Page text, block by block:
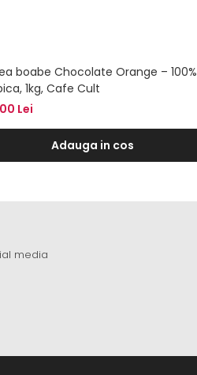
boabe Chocolate Orange – 100%
1kg, Cafe Cult
Lei
Adauga in cos
media